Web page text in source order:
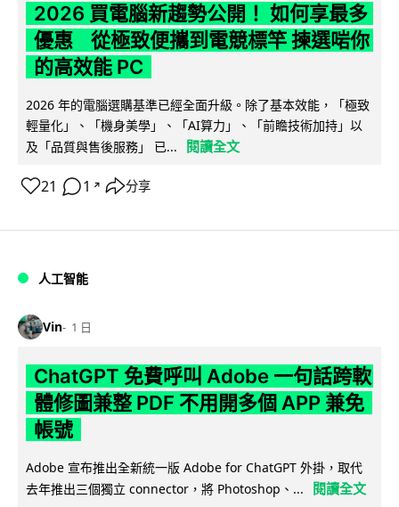
2026 買電腦新趨勢公開！ 如何享最多
優惠 從極致便攜到電競標竿 揀選啱你
的高效能 PC
2026 年的電腦選購基準已經全面升級。除了基本效能，「極致
輕量化」、「機身美學」、「AI算力」、「前瞻技術加持」以
及「品質與售後服務」 已...
閱讀全文
21 1 ↗ 分享
人工智能
Vin 1 日
ChatGPT 免費呼叫 Adobe 一句話跨軟
體修圖兼整 PDF 不用開多個 APP 兼免
帳號
Adobe 宣布推出全新統一版 Adobe for ChatGPT 外掛，取代
去年推出三個獨立 connector，將 Photoshop、...
閱讀全文